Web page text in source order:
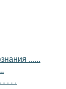
......
. . .